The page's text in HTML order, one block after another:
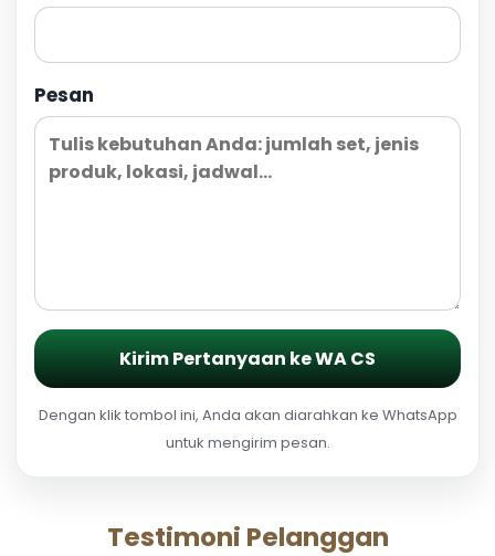
Pesan
Kirim Pertanyaan ke WA CS
Dengan klik tombol ini, Anda akan diarahkan ke WhatsApp
untuk mengirim pesan.
Testimoni Pelanggan